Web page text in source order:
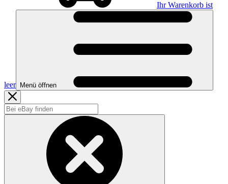
Ihr Warenkorb ist
leer Menü öffnen